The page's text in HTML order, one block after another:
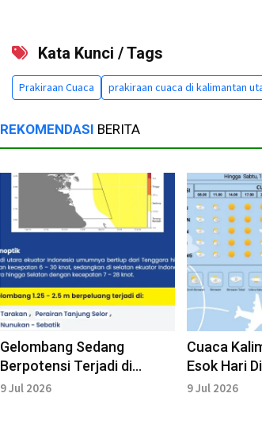
Kata Kunci / Tags
Prakiraan Cuaca prakiraan cuaca di kalimantan
REKOMENDASI BERITA
Gelombang Sedang
Berpotensi Terjadi di
Perairan Kaltara Selama
9 Jul 2026
Cuaca
Esok Hari
hingga
9 Jul 2026